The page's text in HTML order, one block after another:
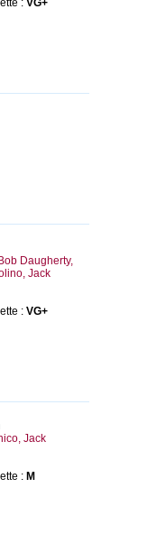
: VG+
Daugherty,
Jack
: VG+
Jack
: M